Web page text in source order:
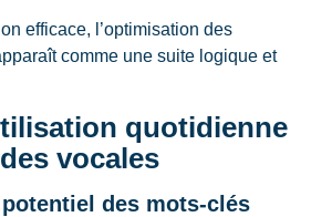
efficace, l’optimisation des
comme une suite logique et
quotidienne
vocales
des mots-clés